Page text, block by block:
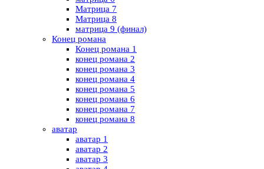
Матрица 7
Матрица 8
матрица 9 (финал)
Конец романа
Конец романа 1
конец романа 2
конец романа 3
конец романа 4
конец романа 5
конец романа 6
конец романа 7
конец романа 8
аватар
аватар 1
аватар 2
аватар 3